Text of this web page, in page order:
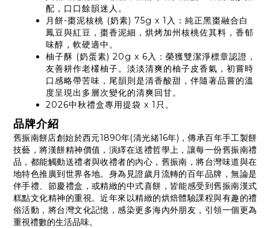
配，口口餘韻迷人。
月餅-棗泥核桃 (奶素) 75g x 1入：純正黑棗融合白
鳳豆與紅豆，棗香泥細，烘烤加州核桃佐其料，香郁
味醇，軟硬適中。
柚子酥 (奶蛋素) 20g x 6入：榮獲雙潔淨標章認證，
友善耕作老欉柚子。淡淡清爽的柚子皮香氣，初嘗時
口感略帶苦味，尾韻則是清香酸甜，伴隨著品嘗的溫
度呈現出多層次變化的清爽回甘。
2026中秋禮盒專用提袋 x 1只。
品牌介紹
舊振南餅店創始於西元1890年(清光緒16年)，傳承百年手工製餅
技藝，將漢餅精神價值，演繹在送禮哲學上，讓每一份舊振南禮
品，都能觸動送禮者與收禮者的內心，舊振南，將台灣味道與在
地特色推廣到世界各地。身為見證歲月流轉的百年品牌，無論是
伴手禮、節慶禮盒，或精緻的中式喜餅，皆能感受到舊振南漢式
糕點文化精神的重視。近年來以精緻的烘焙體驗課程與有趣的禮
俗活動，將台灣文化記憶，感染更多海內外朋友，引領一個更為
重視禮數的生活品味。